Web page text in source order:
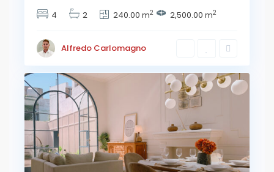
4
2 240.00 m2 2,500.00 m2
Alfredo Carlomagno